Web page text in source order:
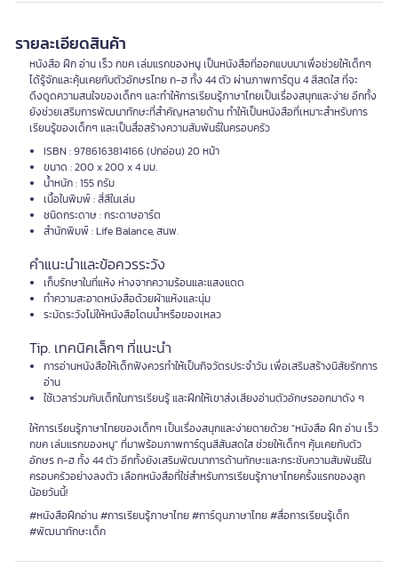
รายละเอียดสินค้า
หนังสือ ฝึก อ่าน เร็ว กขค เล่มแรกของหนู เป็นหนังสือที่ออกแบบมาเพื่อช่วยให้เด็กๆ
ได้รู้จักและคุ้นเคยกับตัวอักษรไทย ก-ฮ ทั้ง 44 ตัว ผ่านภาพการ์ตูน 4 สีสดใส ที่จะ
ดึงดูดความสนใจของเด็กๆ และทำให้การเรียนรู้ภาษาไทยเป็นเรื่องสนุกและง่าย อีกทั้ง
ยังช่วยเสริมการพัฒนาทักษะที่สำคัญหลายด้าน ทำให้เป็นหนังสือที่เหมาะสำหรับการ
เรียนรู้ของเด็กๆ และเป็นสื่อสร้างความสัมพันธ์ในครอบครัว
ISBN : 9786163814166 (ปกอ่อน) 20 หน้า
ขนาด : 200 x 200 x 4 มม.
น้ำหนัก : 155 กรัม
เนื้อในพิมพ์ : สี่สีในเล่ม
ชนิดกระดาษ : กระดาษอาร์ต
สำนักพิมพ์ : Life Balance, สนพ.
คำแนะนำและข้อควรระวัง
เก็บรักษาในที่แห้ง ห่างจากความร้อนและแสงแดด
ทำความสะอาดหนังสือด้วยผ้าแห้งและนุ่ม
ระมัดระวังไม่ให้หนังสือโดนน้ำหรือของเหลว
Tip. เทคนิคเล็กๆ ที่แนะนำ
การอ่านหนังสือให้เด็กฟังควรทำให้เป็นกิจวัตรประจำวัน เพื่อเสริมสร้างนิสัยรักการ
อ่าน
ใช้เวลาร่วมกับเด็กในการเรียนรู้ และฝึกให้เขาส่งเสียงอ่านตัวอักษรออกมาดัง ๆ
ให้การเรียนรู้ภาษาไทยของเด็กๆ เป็นเรื่องสนุกและง่ายดายด้วย "หนังสือ ฝึก อ่าน เร็ว
กขค เล่มแรกของหนู" ที่มาพร้อมภาพการ์ตูนสีสันสดใส ช่วยให้เด็กๆ คุ้นเคยกับตัว
อักษร ก-ฮ ทั้ง 44 ตัว อีกทั้งยังเสริมพัฒนาการด้านทักษะและกระชับความสัมพันธ์ใน
ครอบครัวอย่างลงตัว เลือกหนังสือที่ใช่สำหรับการเรียนรู้ภาษาไทยครั้งแรกของลูก
น้อยวันนี้!
#หนังสือฝึกอ่าน #การเรียนรู้ภาษาไทย #การ์ตูนภาษาไทย #สื่อการเรียนรู้เด็ก
#พัฒนาทักษะเด็ก